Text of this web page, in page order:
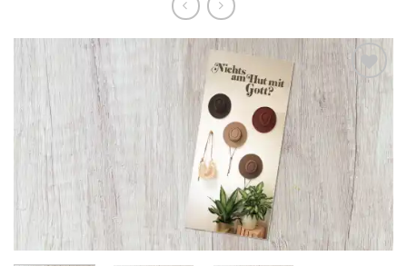
Add to
wishlist